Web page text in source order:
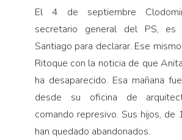
El 4 de septiembre
secretario general del PS, es
Santiago para declarar. Ese
Ritoque con la noticia de que
ha desaparecido. Esa mañana
desde su oficina de
comando represivo. Sus hijos, de
han quedado abandonados.